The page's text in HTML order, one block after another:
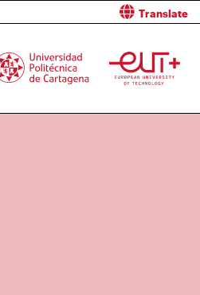
Translate